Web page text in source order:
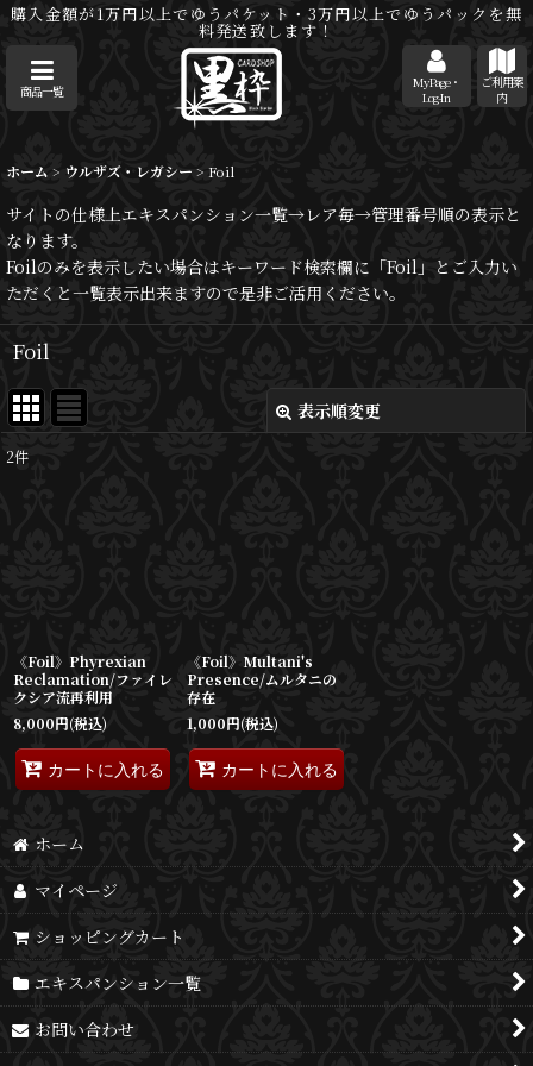
購入金額が1万円以上でゆうパケット・3万円以上でゆうパックを無
料発送致します！
商品一覧
MyPage・
Log-In
ご利用案
内
ホーム > ウルザズ・レガシー > Foil
サイトの仕様上エキスパンション一覧→レア毎→管理番号順の表示と
なります。
Foilのみを表示したい場合はキーワード検索欄に「Foil」とご入力い
ただくと一覧表示出来ますので是非ご活用ください。
Foil
表示順変更
2件
《Foil》Phyrexian
Reclamation/ファイレ
クシア流再利用
8,000円(税込)
カートに入れる
《Foil》Multani's
Presence/ムルタニの
存在
1,000円(税込)
カートに入れる
ホーム
マイページ
ショッピングカート
エキスパンション一覧
お問い合わせ